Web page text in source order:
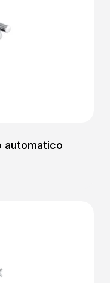
automatico